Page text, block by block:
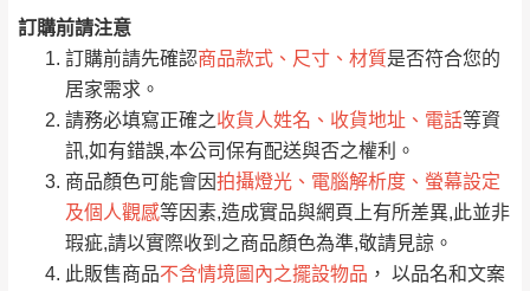
訂購前請注意
訂購前請先確認商品款式、尺寸、材質是否符合您的
居家需求。
請務必填寫正確之收貨人姓名、收貨地址、電話等資
訊,如有錯誤,本公司保有配送與否之權利。
商品顏色可能會因拍攝燈光、電腦解析度、螢幕設定
及個人觀感等因素,造成實品與網頁上有所差異,此並非
瑕疵,請以實際收到之商品顏色為準,敬請見諒。
此販售商品不含情境圖內之擺設物品 ， 以品名和文案
運 費 說 明
運送地區 運送費用
偏遠地區
（請先線上詢問 LINE
→@dershin ）
桃園 復興鄉
注意事項：
由於品項繁多，網頁無法及時更新，如有需
要購買商品，請於出發前來電或到「官方
Line客服」來信確認商品是否有「現貨」與
「金額」。
若商品價格或庫存有異常，商家有權取消訂
單。部分網路商品恕無法更改原設計或客製，敬請
見諒！
0/5 (0)筆
全部 依評論高至低排列
依評論低至高排列 只顯示附上圖片
只顯示附上評論